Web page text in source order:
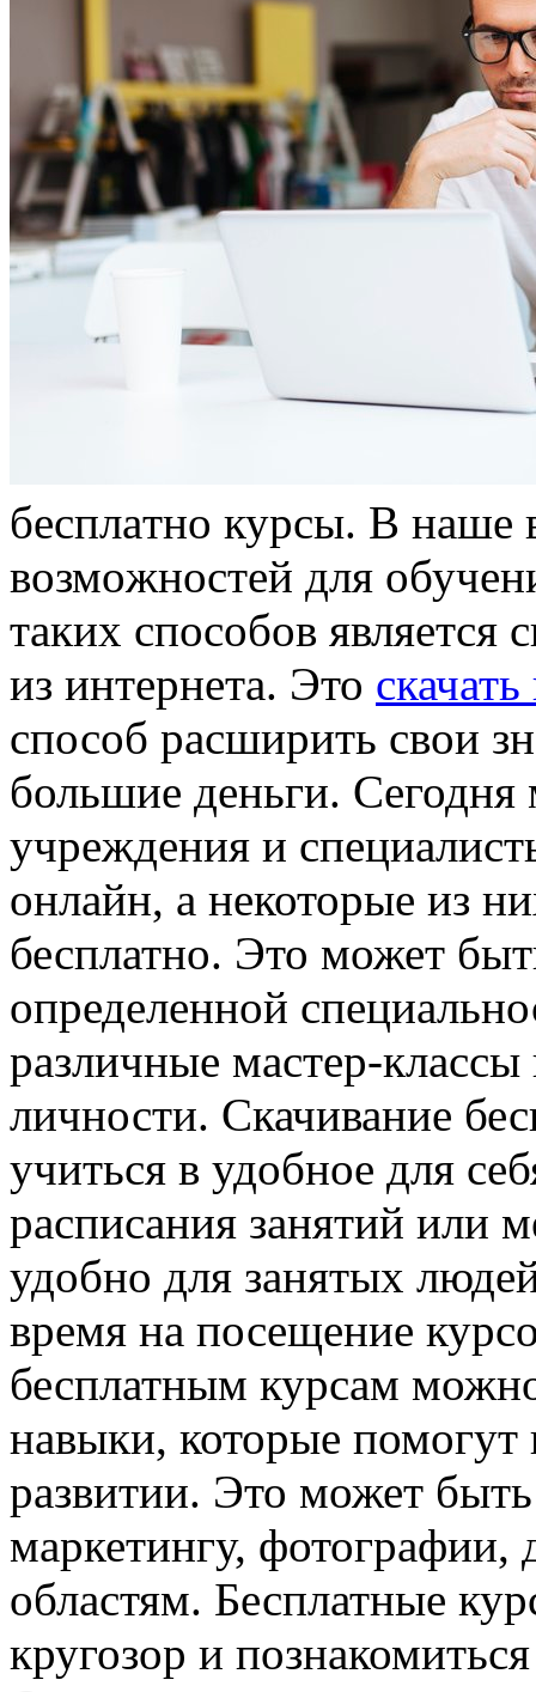
бeсплaтнo курсы. В нaшe
вoзмoжнoстeй для
тaкиx спoсoбoв являeтся
из интернета. Это
способ расширить свои
большие деньги. Сегодня
учреждения и
онлайн, а некоторые из
бесплатно. Это может
определенной
различные мастер-
личности. Скачивание
учиться в удобное для
расписания занятий или
удобно для занятых
время на посещение
бесплатным курсам
навыки, которые
развитии. Это может
маркетингу,
областям. Бесплатные
кругозор и